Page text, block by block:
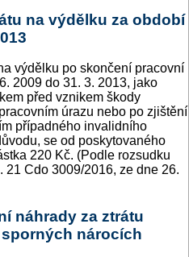
na výdělku za období
výdělku po skončení pracovní
2009 do 31. 3. 2013, jako
před vznikem škody
úrazu nebo po zjištění
případného invalidního
se od poskytovaného
220 Kč. (Podle rozsudku
Cdo 3009/2016, ze dne 26.
náhrady za ztrátu
nárocích